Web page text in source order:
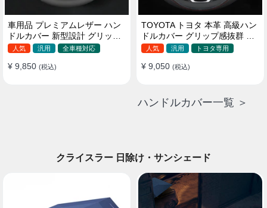
車用品 プレミアムレザー ハン
ドルカバー 新型設計 グリップ
感向上 取付簡単 滑り止め 36〜
人気 汎用 全車種対応
¥ 9,850 (税込)
TOYOTA トヨタ 本革 高級ハン
ドルカバー グリップ感抜群 取
り付け簡単 滑り止め 37~40CM
人気 汎用 トヨタ専用
¥ 9,050 (税込)
ハンドルカバー一覧 ＞
クライスラー 日除け・サンシェード